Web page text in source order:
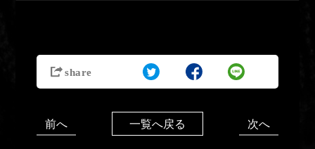
前へ 一覧へ戻る 次へ